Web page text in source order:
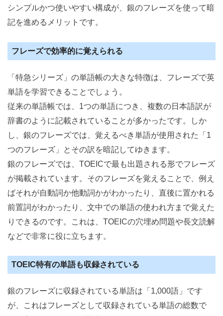
シンプルかつ使いやすい構成が、銀のフレーズを使って暗
記を進めるメリットです。
フレーズで効率的に覚えられる
「特急シリーズ」の単語帳の大きな特徴は、フレーズで英
単語を学習できることでしょう。
従来の単語帳では、1つの単語につき、複数の日本語訳が
辞書のように記載されていることが多かったです。しか
し、銀のフレーズでは、覚えるべき単語が使用された「1
つのフレーズ」とその訳を暗記してゆきます。
銀のフレーズでは、TOEICで最も出題される形でフレーズ
が掲載されています。そのフレーズを覚えることで、例え
ばそれが自動詞か他動詞かがわかったり、直後に置かれる
前置詞がわかったり、文中での単語の使われ方まで覚えた
りできるのです。これは、TOEICの穴埋め問題や長文読解
などで非常に役に立ちます。
TOEIC特有の単語も収録されている
銀のフレーズに収録されている単語は「1,000語」です
が、これはフレーズとして収録されている単語の総数で